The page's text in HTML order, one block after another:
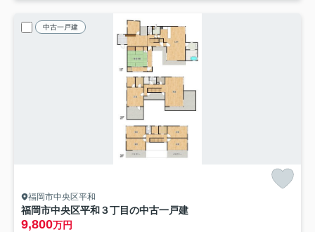
中古一戸建
福岡市中央区平和
福岡市中央区平和３丁目の中古一戸建
9,800万円